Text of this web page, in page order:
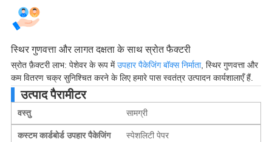
स्थिर गुणवत्ता और लागत दक्षता के साथ स्रोत फैक्टरी
स्रोत फ़ैक्टरी लाभ: पेशेवर के रूप मेंउपहार पैकेजिंग बॉक्स निर्माता, स्थिर गुणवत्ता और
कम वितरण चक्र सुनिश्चित करने के लिए हमारे पास स्वतंत्र उत्पादन कार्यशालाएँ हैं.
उत्पाद पैरामीटर
वस्तु सामग्री
कस्टम कार्डबोर्ड उपहार पैकेजिंग
स्पेशलिटी पेपर